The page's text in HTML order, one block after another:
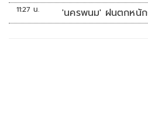
11:27 น. 'นครพนม' ฝนตกหนั